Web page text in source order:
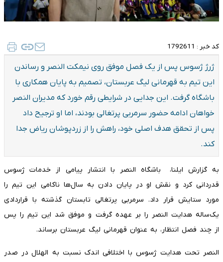
کد خبر : 1792611
ژرژ ژسوس پس از یک فصل موفق روی نیمکت النصر و رساندن
این تیم به قهرمانی لیگ عربستان، تصمیم به پایان همکاری با
باشگاه گرفت. این جدایی در شرایطی رقم خورد که مدیران النصر
خواهان ادامه حضور سرمربی پرتغالی بودند، اما او ترجیح داد
پس از تحقق هدف اصلی خود، راهش را از زردپوشان ریاض جدا
کند.
به گزارش ایلنا، باشگاه النصر با انتشار پیامی از خدمات ژسوس
قدردانی کرد و نقش او در پایان دادن به سال‌ها ناکامی این تیم را
مورد ستایش قرار داد. سرمربی پرتغالی تابستان گذشته با قراردادی
یک‌ساله هدایت النصر را بر عهده گرفت و موفق شد این تیم را پس
از چند فصل انتظار، به عنوان قهرمانی لیگ عربستان برساند.
النصر تحت هدایت ژسوس با اختلافی اندک نسبت به الهلال در صدر